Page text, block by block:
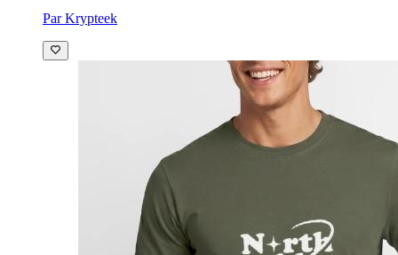
Par Krypteek